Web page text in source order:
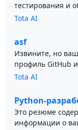
тестирования и
Tota AI
asf
Извините, но
профиль GitHub
Tota AI
Python-
Это резюме
информации о